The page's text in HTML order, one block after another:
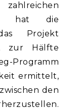
hat die
Projekt
zur Hälfte
Programm
ermittelt,
den